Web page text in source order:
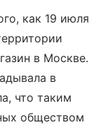
как 19 июля
в Москве.
в
что таким
обществом